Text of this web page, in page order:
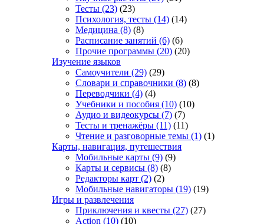
Тесты (23) (23)
Психология, тесты (14) (14)
Медицина (8) (8)
Расписание занятий (6) (6)
Прочие программы (20) (20)
Изучение языков
Самоучители (29) (29)
Словари и справочники (8) (8)
Переводчики (4) (4)
Учебники и пособия (10) (10)
Аудио и видеокурсы (7) (7)
Тесты и тренажёры (11) (11)
Чтение и разговорные темы (1) (1)
Карты, навигация, путешествия
Мобильные карты (9) (9)
Карты и сервисы (8) (8)
Редакторы карт (2) (2)
Мобильные навигаторы (19) (19)
Игры и развлечения
Приключения и квесты (27) (27)
Action (10) (10)